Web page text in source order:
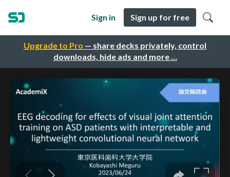
Upgrade to Pro — share decks privately, control
downloads, hide ads and more …
Sign in Sign up for free